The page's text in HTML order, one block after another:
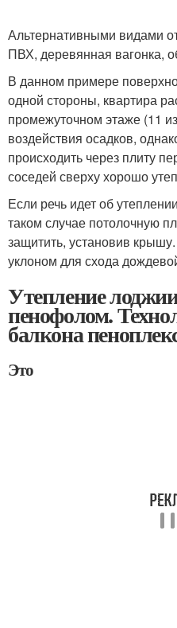
Альтернативными видами
ПВХ, деревянная вагонка,
В данном примере
одной стороны, квартира
промежуточном этаже (11
воздействия осадков,
происходить через плиту
соседей сверху хорошо
Если речь идет об
таком случае потолочную
защитить, установив
уклоном для схода
Утепление
пенофолом.
балкона
Это